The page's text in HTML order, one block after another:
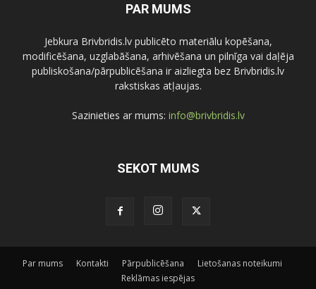
PAR MUMS
Jebkura Brivbridis.lv publicēto materiālu kopēšana,
modificēšana, uzglabāšana, arhivēšana un pilnīga vai daļēja
publiskošana/pārpublicēšana ir aizliegta bez Brivbridis.lv
rakstiskas atļaujas.
Sazinieties ar mums: info@brivbridis.lv
SEKOT MUMS
Par mums Kontakti Pārpublicēšana
Lietošanas noteikumi
Reklāmas iespējas